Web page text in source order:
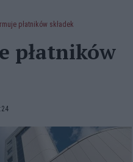
płatników składek
płatników